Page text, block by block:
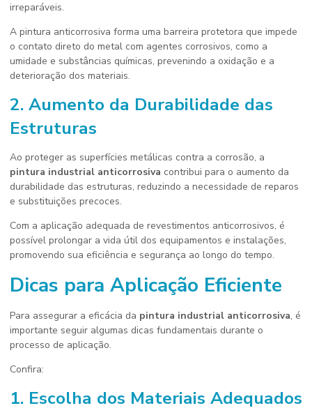
irreparáveis.
A pintura anticorrosiva forma uma barreira protetora que impede
o contato direto do metal com agentes corrosivos, como a
umidade e substâncias químicas, prevenindo a oxidação e a
deterioração dos materiais.
2. Aumento da Durabilidade das
Estruturas
Ao proteger as superfícies metálicas contra a corrosão, a
pintura industrial anticorrosiva contribui para o aumento da
durabilidade das estruturas, reduzindo a necessidade de reparos
e substituições precoces.
Com a aplicação adequada de revestimentos anticorrosivos, é
possível prolongar a vida útil dos equipamentos e instalações,
promovendo sua eficiência e segurança ao longo do tempo.
Dicas para Aplicação Eficiente
Para assegurar a eficácia da pintura industrial anticorrosiva, é
importante seguir algumas dicas fundamentais durante o
processo de aplicação.
Confira:
1. Escolha dos Materiais Adequados